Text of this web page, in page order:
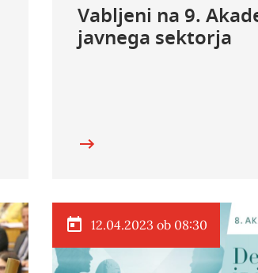
Vabljeni na 9.
javnega sektorja
12.04.2023 ob 08:30